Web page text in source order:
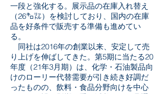
一段と強化する。展示品の在庫入れ替え
（26㌔㍑）を検討しており、国内の在庫
品を好条件で販売する準備も進めてい
る。
同社は2016年の創業以来、安定して売
り上げを伸ばしてきた。第5期に当たる20
年度（21年3月期）は、化学・石油製品向
けのローリー代替需要が引き続き好調だ
ったものの、飲料・食品分野向けを中心